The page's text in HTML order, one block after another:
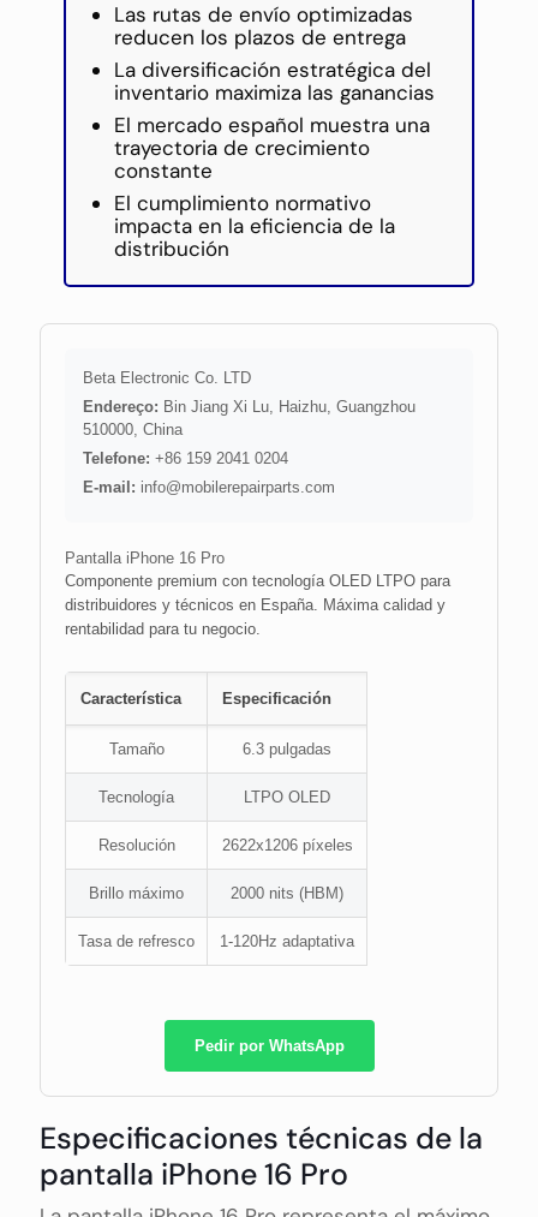
Las rutas de envío optimizadas
reducen los plazos de entrega
La diversificación estratégica del
inventario maximiza las ganancias
El mercado español muestra una
trayectoria de crecimiento
constante
El cumplimiento normativo
impacta en la eficiencia de la
distribución
Beta Electronic Co. LTD
Endereço: Bin Jiang Xi Lu, Haizhu, Guangzhou
510000, China
Telefone: +86 159 2041 0204
E-mail: info@mobilerepairparts.com
Pantalla iPhone 16 Pro
Componente premium con tecnología OLED LTPO para
distribuidores y técnicos en España. Máxima calidad y
rentabilidad para tu negocio.
Característica Especificación
Tamaño 6.3 pulgadas
Tecnología LTPO OLED
Resolución 2622x1206 píxeles
Brillo máximo 2000 nits (HBM)
Tasa de refresco 1-120Hz adaptativa
Pedir por WhatsApp
Especificaciones técnicas de la
pantalla iPhone 16 Pro